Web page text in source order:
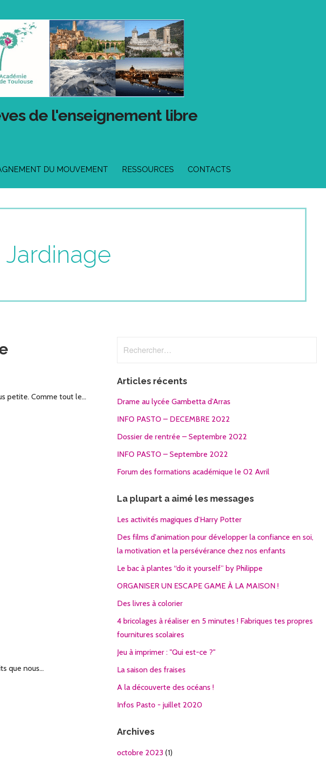
de l'enseignement libre
DU MOUVEMENT RESSOURCES CONTACTS
Jardinage
petite. Comme tout le…
que nous…
Articles récents
Drame au lycée Gambetta d’Arras
INFO PASTO – DECEMBRE 2022
Dossier de rentrée – Septembre 2022
INFO PASTO – Septembre 2022
Forum des formations académique le 02 Avril
La plupart a aimé les messages
Les activités magiques d'Harry Potter
Des films d'animation pour développer la confiance en soi,
la motivation et la persévérance chez nos enfants
Le bac à plantes “do it yourself” by Philippe
ORGANISER UN ESCAPE GAME À LA MAISON !
Des livres à colorier
4 bricolages à réaliser en 5 minutes ! Fabriques tes propres
fournitures scolaires
Jeu à imprimer : "Qui est-ce ?"
La saison des fraises
A la découverte des océans !
Infos Pasto - juillet 2020
Archives
octobre 2023(1)